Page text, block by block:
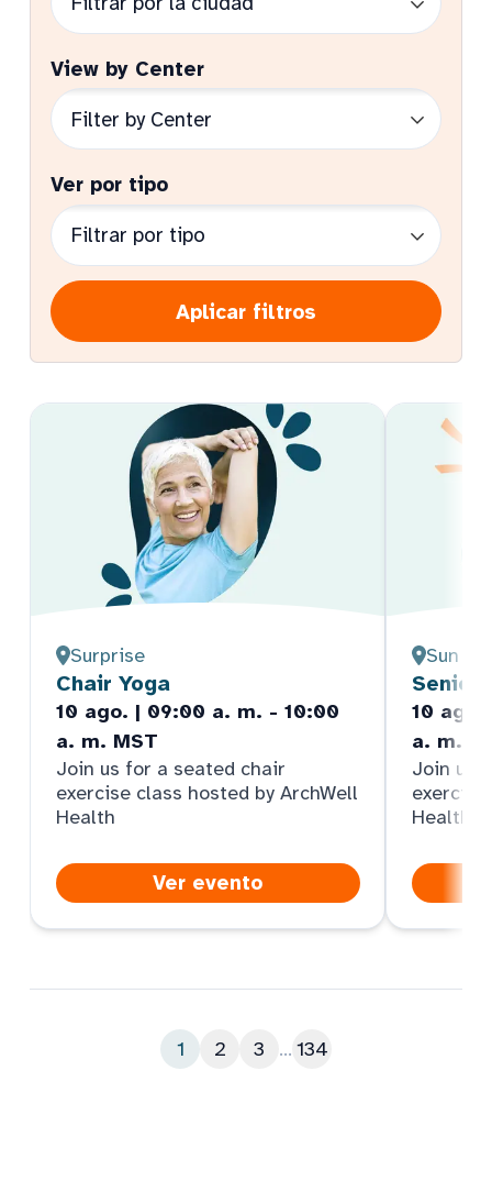
View by Center
Ver por tipo
Aplicar filtros
Surprise
Chair Yoga
10 ago. | 09:00 a. m. - 10:00
a. m. MST
Join us for a seated chair
exercise class hosted by ArchWell
Health
Ver evento
Sun
Senior
10
a. m.
Join us
Health
1 2 3 ... 134